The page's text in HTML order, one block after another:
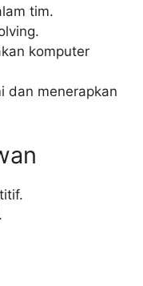
tim.
komputer
dan menerapkan